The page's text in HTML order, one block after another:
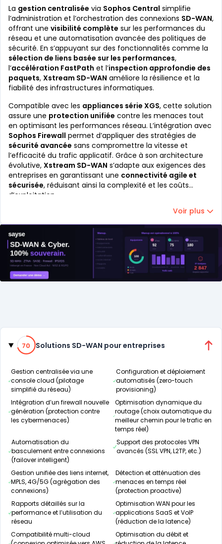
La gestion centralisée via Sophos Central simplifie
l’administration et l’orchestration des connexions SD-WAN,
offrant une visibilité complète sur les performances du
réseau et une automatisation avancée des politiques de
sécurité. En s’appuyant sur des fonctionnalités comme la
sélection de liens basée sur les performances,
l’accélération FastPath et l’inspection approfondie des
paquets, Xstream SD-WAN améliore la résilience et la
fiabilité des infrastructures informatiques.
Compatible avec les appliances série XGS, cette solution
assure une protection unifiée contre les menaces tout
en optimisant les performances réseau. L’intégration avec
Sophos Firewall permet d’appliquer des stratégies de
sécurité avancée sans compromettre la vitesse et
l’efficacité du trafic applicatif. Grâce à son architecture
évolutive, Xstream SD-WAN s’adapte aux exigences des
entreprises en garantissant une connectivité agile et
sécurisée, réduisant ainsi la complexité et les coûts
d’exploitation.
Voir plus
Catégories
70% de compatibilité
70 Solutions SD-WAN pour entreprises
Gestion centralisée via une
console cloud (pilotage
simplifié du réseau)
Configuration et déploiement
automatisés (zero-touch
provisioning)
Intégration d’un firewall nouvelle
génération (protection contre
les cybermenaces)
Optimisation dynamique du
routage (choix automatique du
meilleur chemin pour le trafic en
temps réel)
Automatisation du
basculement entre connexions
(failover intelligent)
Support des protocoles VPN
avancés (SSL VPN, L2TP, etc.)
Gestion unifiée des liens internet,
MPLS, 4G/5G (agrégation des
connexions)
Détection et atténuation des
menaces en temps réel
(protection proactive)
Rapports détaillés sur la
performance et l’utilisation du
réseau
Optimisation WAN pour les
applications SaaS et VoIP
(réduction de la latence)
Compatibilité multi-cloud
Optimisation du débit et